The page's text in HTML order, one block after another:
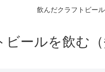
飲んだクラフトビー
ビールを飲む